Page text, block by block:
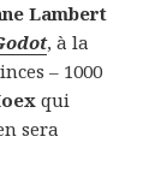
Lambert
, à la
– 1000
qui
sera